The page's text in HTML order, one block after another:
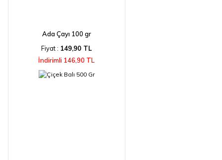
Ada Çayı 100 gr
Fiyat : 149,90 TL
İndirimli 146,90 TL